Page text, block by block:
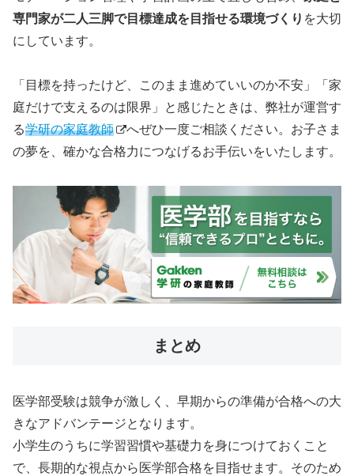
専門家が二人三脚で目標達成を目指せる環境づくり を大切
にしています。
「目標を持ったけど、このまま進めていいのか不安」「家
庭だけで支えるのは限界」と感じたときは、弊社が運営す
る学研の家庭教師
へぜひ一度ご相談ください。お子さま
の夢を、確かな合格力につなげるお手伝いをいたします。
まとめ
医学部受験は競争が激しく、早期からの準備が合格への大
きなアドバンテージとなります。
小学生のうちに学習習慣や基礎力を身につけておくこと
で、長期的な視点から医学部合格を目指せます。そのため